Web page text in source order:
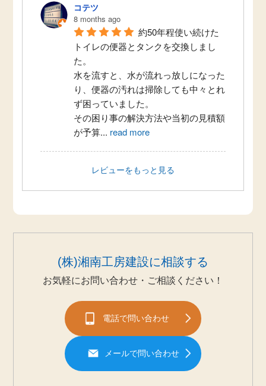
コテツ
8 months ago
約50年程使い続けた
トイレの便器とタンクを交換しまし
た。
水を流すと、水が流れっ放しになった
り、便器の汚れは掃除しても中々とれ
ず困っていました。
その困り事の解決方法や当初の見積額
が予算... read more
レビューをもっと見る
(株)湘南工房建設に相談する
お気軽にお問い合わせ・ご相談ください！
電話で問い合わせ
メールで問い合わせ